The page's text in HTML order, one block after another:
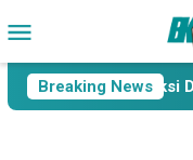
ke
Mobile
Breaking News
akan Gelar Aksi Demo